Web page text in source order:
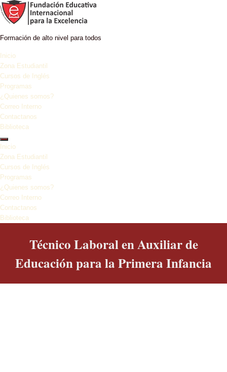
Ir al contenido
Formación de alto nivel para todos
Inicio
Zona Estudiantil
Cursos de Inglés
Programas
¿Quienes somos?
Correo Interno
Contactanos
Biblioteca
Inicio
Zona Estudiantil
Cursos de Inglés
Programas
¿Quienes somos?
Correo Interno
Contactanos
Biblioteca
Técnico Laboral en Auxiliar de
Educación para la Primera Infancia